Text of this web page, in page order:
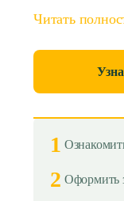
Читать
1
2 Оформить